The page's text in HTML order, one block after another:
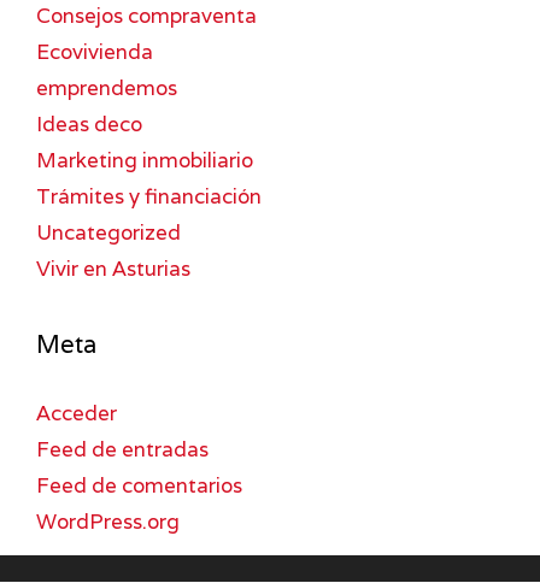
Consejos compraventa
Ecovivienda
emprendemos
Ideas deco
Marketing inmobiliario
Trámites y financiación
Uncategorized
Vivir en Asturias
Meta
Acceder
Feed de entradas
Feed de comentarios
WordPress.org